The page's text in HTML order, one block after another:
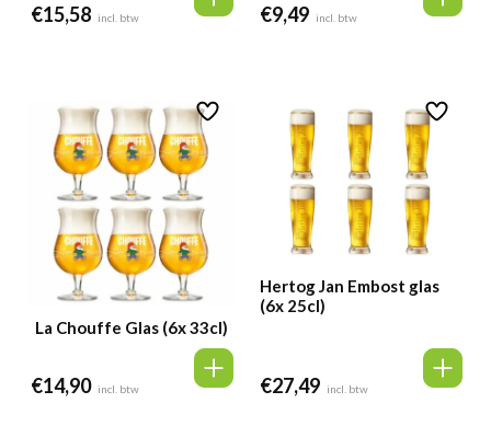
€15,58 incl. btw €9,49 incl. btw
La Chouffe Glas (6x 33cl)
€14,90 incl. btw
Hertog Jan Embost glas
(6x 25cl)
€27,49 incl. btw